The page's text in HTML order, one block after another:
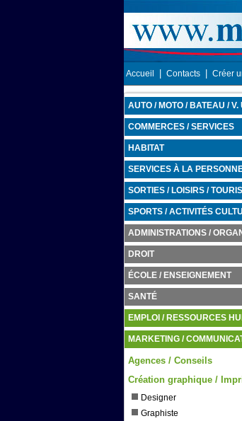
Accueil Contacts Créer
AUTO / MOTO / BATEAU / V.
COMMERCES / SERVICES
HABITAT
SERVICES À LA
SORTIES / LOISIRS /
SPORTS / ACTIVITÉS
ADMINISTRATIONS /
DROIT
ÉCOLE / ENSEIGNEMENT
SANTÉ
EMPLOI / RESSOURCES
MARKETING /
Agences / Conseils
Création graphique /
Designer
Graphiste